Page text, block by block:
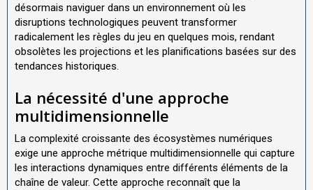
désormais naviguer dans un environnement où les
disruptions technologiques peuvent transformer
radicalement les règles du jeu en quelques mois, rendant
obsolètes les projections et les planifications basées sur des
tendances historiques.
La nécessité d'une approche
multidimensionnelle
La complexité croissante des écosystèmes numériques
exige une approche métrique multidimensionnelle qui capture
les interactions dynamiques entre différents éléments de la
chaîne de valeur. Cette approche reconnaît que la